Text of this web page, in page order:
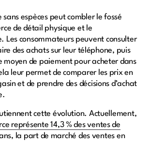
espèces peut combler le fossé
de détail physique et le
Les consommateurs peuvent consulter
des achats sur leur téléphone, puis
moyen de paiement pour acheter dans
leur permet de comparer les prix en
et de prendre des décisions d’achat
cette évolution. Actuellement,
représente 14,3 % des ventes de
la part de marché des ventes en